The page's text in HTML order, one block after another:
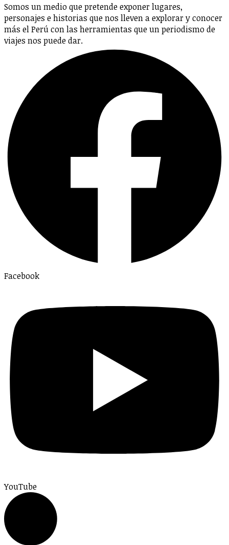
Somos un medio que pretende exponer lugares,
personajes e historias que nos lleven a explorar y conocer
más el Perú con las herramientas que un periodismo de
viajes nos puede dar.
Facebook
YouTube